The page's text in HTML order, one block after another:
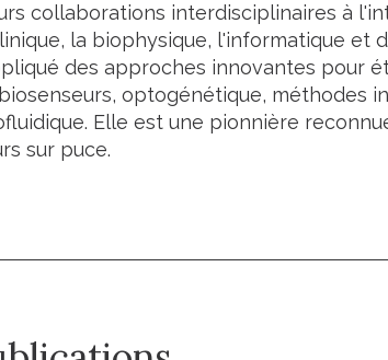
collaborations interdisciplinaires à
la biophysique, l'informatique et
des approches innovantes pour
optogénétique, méthodes
Elle est une pionnière
sur puce.